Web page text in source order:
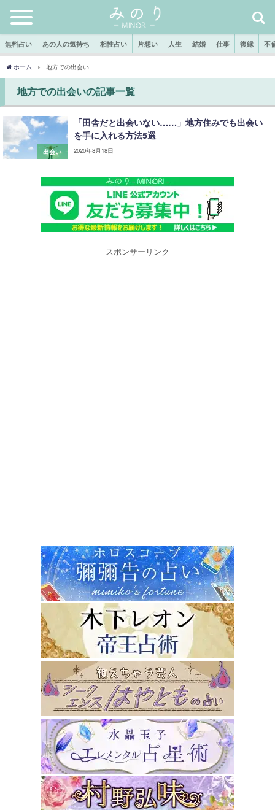
無料占い あの人の気持ち 相性占い 片想い 人生 結婚 仕事 復縁 不
ホーム 地方での出会い
地方での出会いの記事一覧
出会い
「田舎だと出会いない……」地方住みでも出会い
を手に入れる方法5選
2020年8月18日
スポンサーリンク